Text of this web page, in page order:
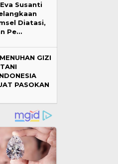
Susanti
Diatasi,
Pe…
GIZI
PASOKAN